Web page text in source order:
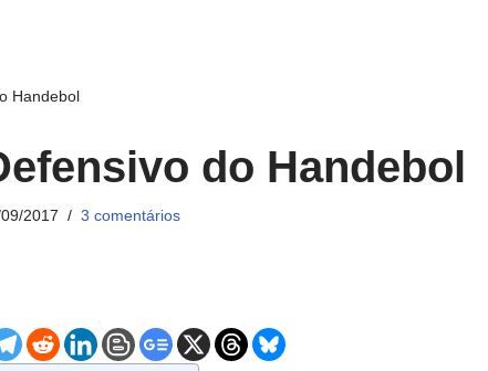
Handebol
do Handebol
2017 3 comentários